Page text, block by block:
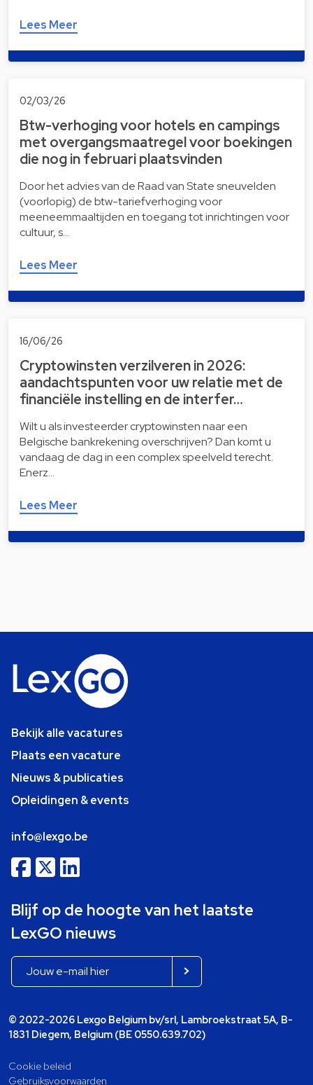
Lees Meer
02/03/26
Btw-verhoging voor hotels en campings
met overgangsmaatregel voor boekingen
die nog in februari plaatsvinden
Door het advies van de Raad van State sneuvelden
(voorlopig) de btw-tariefverhoging voor
meeneemmaaltijden en toegang tot inrichtingen voor
cultuur, s…
Lees Meer
16/06/26
Cryptowinsten verzilveren in 2026:
aandachtspunten voor uw relatie met de
financiële instelling en de interfer…
Wilt u als investeerder cryptowinsten naar een
Belgische bankrekening overschrijven? Dan komt u
vandaag de dag in een complex speelveld terecht.
Enerz…
Lees Meer
Bekijk alle vacatures
Plaats een vacature
Nieuws & publicaties
Opleidingen & events
info@lexgo.be
Blijf op de hoogte van het laatste
LexGO nieuws
© 2022-2026 Lexgo Belgium bv/srl, Lambroekstraat 5A, B-
1831 Diegem, Belgium (BE 0550.639.702)
Cookie beleid
Gebruiksvoorwaarden